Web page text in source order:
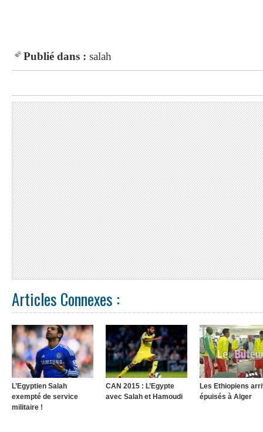
Publié dans : salah
Articles Connexes :
L’Egyptien Salah
exempté de service
militaire !
CAN 2015 : L’Egypte
avec Salah et Hamoudi
Les Ethiopiens
épuisés à Alger